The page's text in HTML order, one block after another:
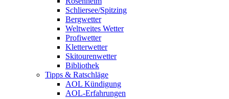
Schliersee/Spitzing
Bergwetter
Weltweites Wetter
Profiwetter
Kletterwetter
Skitourenwetter
Bibliothek
Tipps & Ratschläge
AOL Kündigung
AOL-Erfahrungen